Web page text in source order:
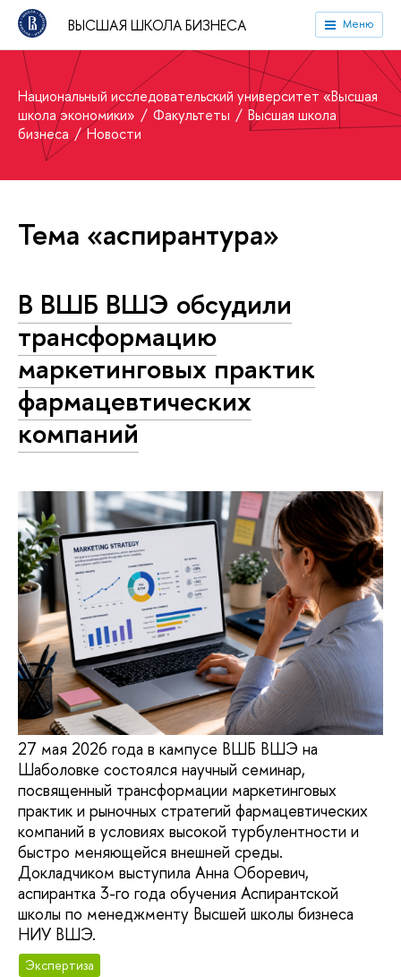
ВЫСШАЯ ШКОЛА БИЗНЕСА Меню
Национальный исследовательский университет «Высшая
школа экономики»
Факультеты
Высшая школа
бизнеса
Новости
Тема «аспирантура»
В ВШБ ВШЭ обсудили
трансформацию
маркетинговых практик
фармацевтических
компаний
27 мая 2026 года в кампусе ВШБ ВШЭ на
Шаболовке состоялся научный семинар,
посвященный трансформации маркетинговых
практик и рыночных стратегий фармацевтических
компаний в условиях высокой турбулентности и
быстро меняющейся внешней среды.
Докладчиком выступила Анна Оборевич,
аспирантка 3-го года обучения Аспирантской
школы по менеджменту Высшей школы бизнеса
НИУ ВШЭ.
Экспертиза